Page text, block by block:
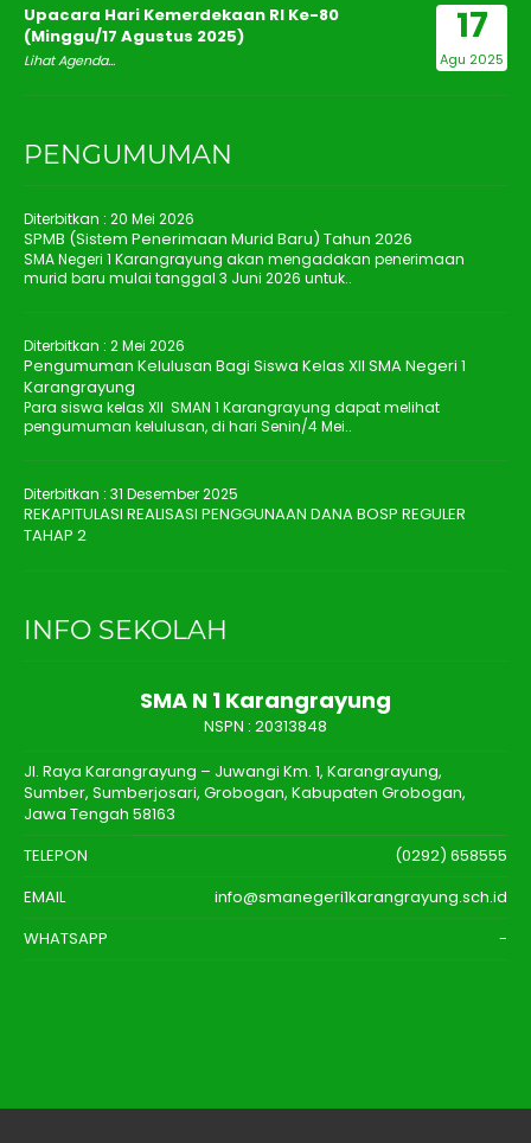
17
Agu 2025
Upacara Hari Kemerdekaan RI Ke-80
(Minggu/17 Agustus 2025)
Lihat Agenda...
PENGUMUMAN
Diterbitkan : 20 Mei 2026
SPMB (Sistem Penerimaan Murid Baru) Tahun 2026
SMA Negeri 1 Karangrayung akan mengadakan penerimaan
murid baru mulai tanggal 3 Juni 2026 untuk..
Diterbitkan : 2 Mei 2026
Pengumuman Kelulusan Bagi Siswa Kelas XII SMA Negeri 1
Karangrayung
Para siswa kelas XII SMAN 1 Karangrayung dapat melihat
pengumuman kelulusan, di hari Senin/4 Mei..
Diterbitkan : 31 Desember 2025
REKAPITULASI REALISASI PENGGUNAAN DANA BOSP REGULER
TAHAP 2
INFO SEKOLAH
SMA N 1 Karangrayung
NSPN : 20313848
Jl. Raya Karangrayung – Juwangi Km. 1, Karangrayung,
Sumber, Sumberjosari, Grobogan, Kabupaten Grobogan,
Jawa Tengah 58163
TELEPON
(0292) 658555
EMAIL
info@smanegeri1karangrayung.sch.id
WHATSAPP
-